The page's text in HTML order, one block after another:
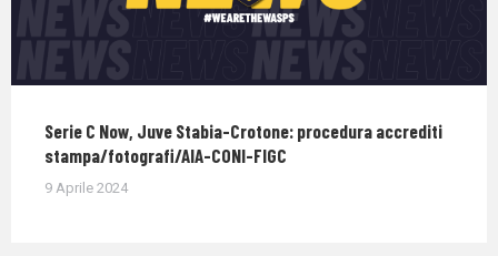
Serie C Now, Juve Stabia-Crotone: procedura accrediti
stampa/fotografi/AIA-CONI-FIGC
9 Aprile 2024